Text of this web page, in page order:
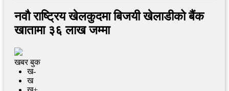
नवौ राष्ट्रिय खेलकुदमा बिजयी खेलाडीको बैंक
खातामा ३६ लाख जम्मा
खबर बुक
ख-
ख